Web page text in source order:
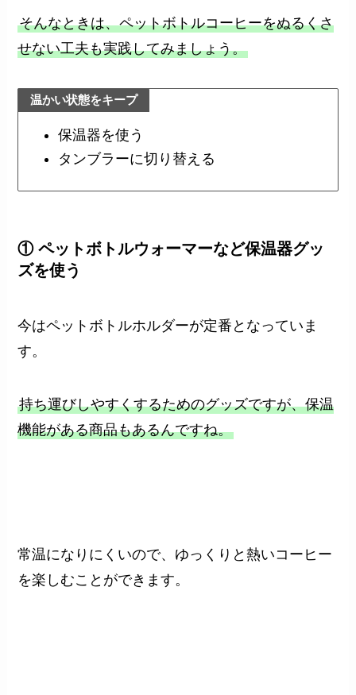
そんなときは、ペットボトルコーヒーをぬるくさ
せない工夫も実践してみましょう。
温かい状態をキープ
保温器を使う
タンブラーに切り替える
① ペットボトルウォーマーなど保温器グッ
ズを使う
今はペットボトルホルダーが定番となっていま
す。
持ち運びしやすくするためのグッズですが、保温
機能がある商品もあるんですね。
常温になりにくいので、ゆっくりと熱いコーヒー
を楽しむことができます。